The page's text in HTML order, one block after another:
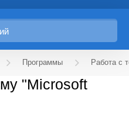
Программы Работа с
"Microsoft